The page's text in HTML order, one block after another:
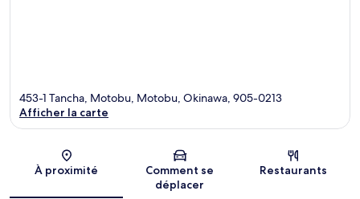
Carte
453-1 Tancha, Motobu, Motobu, Okinawa, 905-0213
Afficher la carte
À proximité
Comment se
déplacer
Restaurants